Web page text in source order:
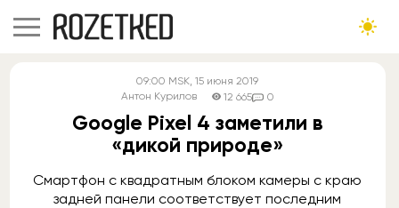
09:00 MSK, 15 июня 2019
Антон Курилов
12 665 0
Google Pixel 4 заметили в
«дикой природе»
Смартфон с квадратным блоком камеры с краю
задней панели соответствует последним